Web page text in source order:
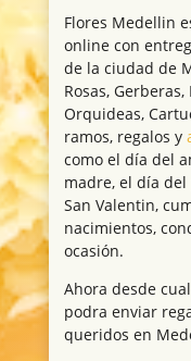
Flores Medellin
online con
de la ciudad de
Rosas,
Orquideas,
ramos, regalos y
como el día del
madre, el día
San Valentin,
nacimientos,
ocasión.
Ahora desde
podra enviar
queridos en